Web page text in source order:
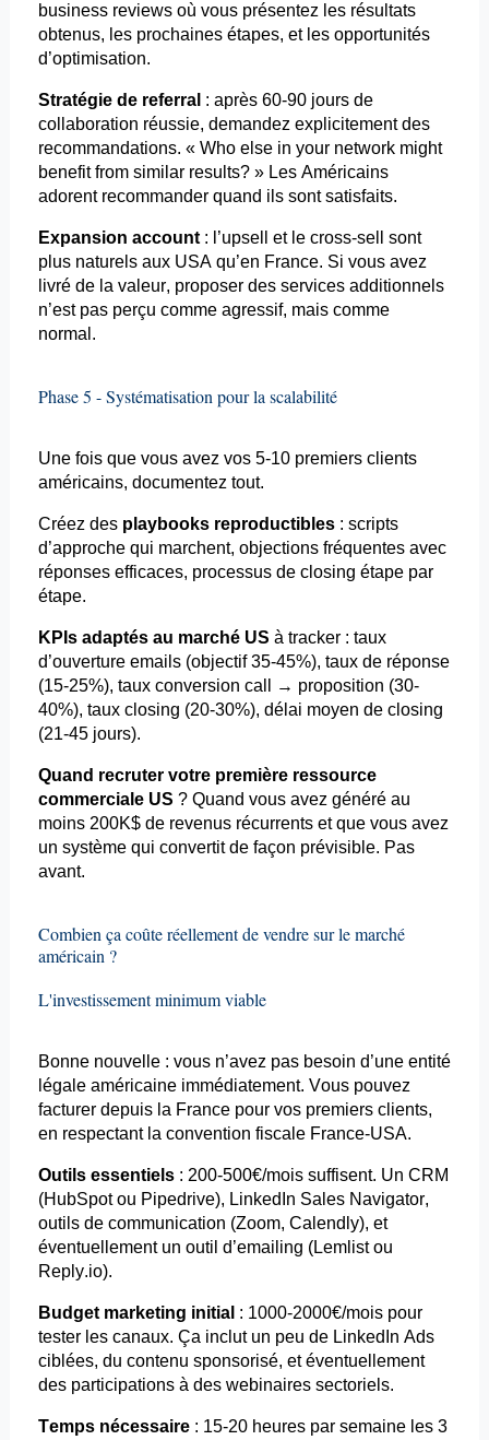
business reviewsoù vous présentez les résultats
obtenus, les prochaines étapes, et les opportunités
d’optimisation.
Stratégie de referral : après 60-90 jours de
collaboration réussie, demandez explicitement des
recommandations. « Who elsein yournetwork might
benefit from similar results? » Les Américains
adorent recommander quand ils sont satisfaits.
Expansion account: l’upsell et le cross-sell
sont
plus naturels aux USA qu’en France. Si vous avez
livré de la valeur, proposer des services additionnels
n’est pas perçu comme agressif, mais comme
normal.
Phase 5 - Systématisation pour la scalabilité
Une fois que vous avez vos 5-10 premiers clients
américains, documentez tout.
Créez des playbooksreproductibles: scripts
d’approche qui marchent, objections fréquentes avec
réponses efficaces, processus de closing étape par
étape.
KPIs adaptés au marché US à tracker : taux
d’ouverture emails(objectif 35-45%), taux de réponse
(15-25%), taux conversion call → proposition (30-
40%), taux closing (20-30%), délai moyen de closing
(21-45 jours).
Quand recruter votre première ressource
commerciale US ? Quand vous avez généré au
moins 200K$ de revenus récurrents et que vous avez
un système qui convertit de façon prévisible. Pas
avant.
Combien ça coûte réellement de vendre sur le marché
américain ?
L'investissement minimum viable
Bonne nouvelle : vous n’avez pas besoin d’une entité
légale américaine immédiatement. Vous pouvez
facturer depuis la France pour vos premiers clients,
en respectant la convention fiscale France-USA.
Outils essentiels: 200-500€/mois suffisent. Un CRM
(HubSpot ou Pipedrive), LinkedIn Sales Navigator,
outils de communication (Zoom, Calendly), et
éventuellement un outil d’emailing (Lemlistou
Reply.io).
Budget marketing initial : 1000-2000€/mois pour
tester les canaux. Ça inclut un peu de LinkedIn Ads
ciblées, du contenu sponsorisé, et éventuellement
des participations à des webinaires sectoriels.
Temps nécessaire: 15-20 heures par semaine les 3